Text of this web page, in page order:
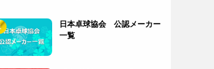
日本卓球協会 公認メーカー
一覧